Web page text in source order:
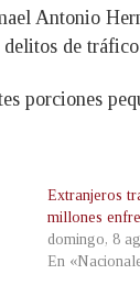
Antonio
de
porciones
Extranjeros
millones
domingo, 8
En